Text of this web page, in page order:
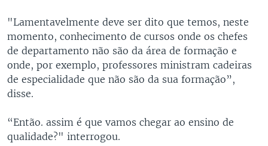
"Lamentavelmente deve ser dito que temos, neste
momento, conhecimento de cursos onde os chefes
de departamento não são da área de formação e
onde, por exemplo, professores ministram cadeiras
de especialidade que não são da sua formação”,
disse.
“Então. assim é que vamos chegar ao ensino de
qualidade?" interrogou.